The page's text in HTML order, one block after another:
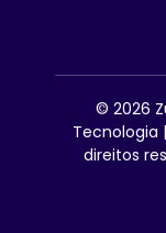
© 2026
Tecnologia
direitos